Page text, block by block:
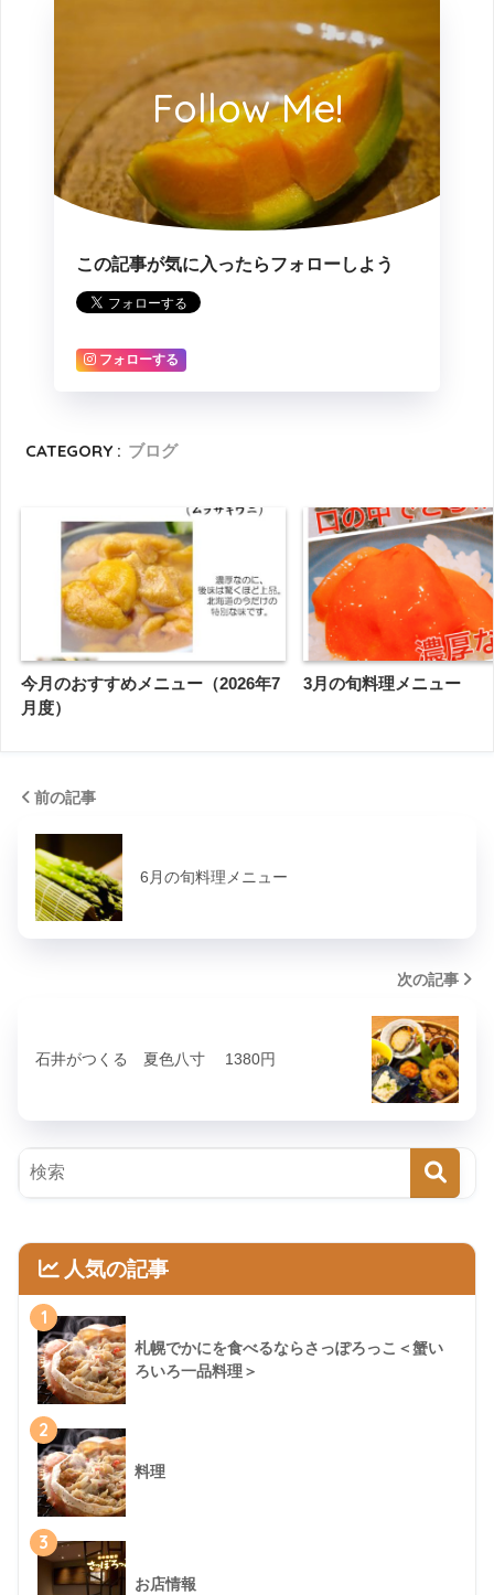
Follow Me!
この記事が気に入ったらフォローしよう
フォローする
CATEGORY : ブログ
今月のおすすめメニュー（2026年7
月度）
3月の旬料理メニュー
前の記事
6月の旬料理メニュー
次の記事
石井がつくる 夏色八寸 1380円
人気の記事
1
札幌でかにを食べるならさっぽろっこ＜蟹い
ろいろ一品料理＞
2
料理
3
お店情報